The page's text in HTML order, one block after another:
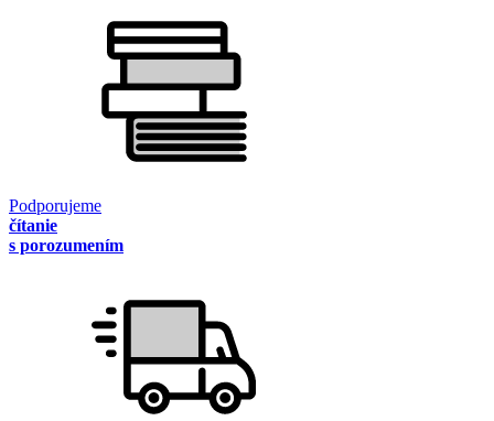
Podporujeme
čítanie
s porozumením